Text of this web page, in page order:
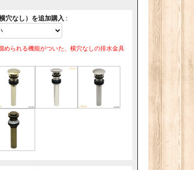
穴なし）を追加購入 :
められる機能がついた、横穴なしの排水金具